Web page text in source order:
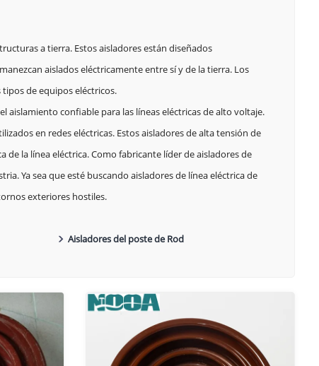
a tierra. Estos aisladores están diseñados
aislados eléctricamente entre sí y de la tierra. Los
de equipos eléctricos.
aislamiento confiable para las líneas eléctricas de alto voltaje.
en redes eléctricas. Estos aisladores de alta tensión de
la línea eléctrica. Como fabricante líder de aisladores de
Ya sea que esté buscando aisladores de línea eléctrica de
exteriores hostiles.
Aisladores del poste de Rod